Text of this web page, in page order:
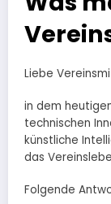
Liebe
in dem
technischen
künstliche
das
Folgende